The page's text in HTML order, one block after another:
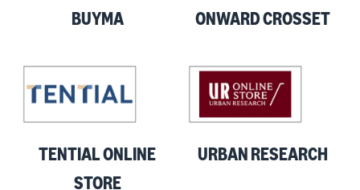
BUYMA ONWARD CROSSET
TENTIAL ONLINE
STORE
URBAN RESEARCH